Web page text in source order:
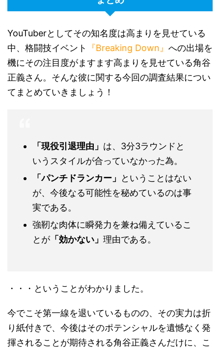
YouTuberとしてその知名度は高まりを見せている
中、格闘技イベント
『Breaking Down』 への出場を
機にその注目度がますます高まりを見せている角谷
正義さん。そんな彼に関する今回の調査結果につい
てまとめていきましょう！
「現役引退理由」 は、3分3ラウンドと
いうスタイルが合っていなかった為。
「パンチドランカー」
ということはない
が、今後なる可能性を秘めているのは事
実である。
強靭な肉体に瞬発力を兼ね備えているこ
とが 「効かない」 理由である。
・・・ということがわかりました。
今でこそ第一線を退いているものの、その実力は折
り紙付きで、今後はそのポテンシャルを遺憾なく発
揮されることが期待される角谷正義さんだけに、こ